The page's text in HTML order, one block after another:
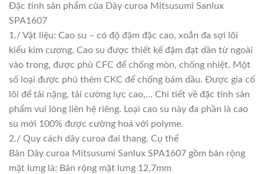
Đặc tính sản phẩm của Dây curoa Mitsusumi Sanlux
SPA1607
1./ Vật liệu: Cao su – có độ đậm đặc cao, xoắn đa sợi lõi
kiểu kim cương. Cao su được thiết kế đậm đạt dần từ ngoài
vào trong, được phủ CFC để chống mòn, chống nhiệt. Một
số loại được phủ thêm CKC để chống bám dầu. Được gia cố
lõi để tải nặng, tải cường lực cao,… Chi tiết về đặc tính sản
phẩm vui lòng liên hệ riêng. Loại cao su này đa phần là cao
su mới 100% được cường hoá với polyme.
2./ Quy cách dây curoa đai thang. Cụ thể
Bản Dây curoa Mitsusumi Sanlux SPA1607 gồm bản rộng
mặt lưng là: Bản rộng mặt lưng 12,7mm